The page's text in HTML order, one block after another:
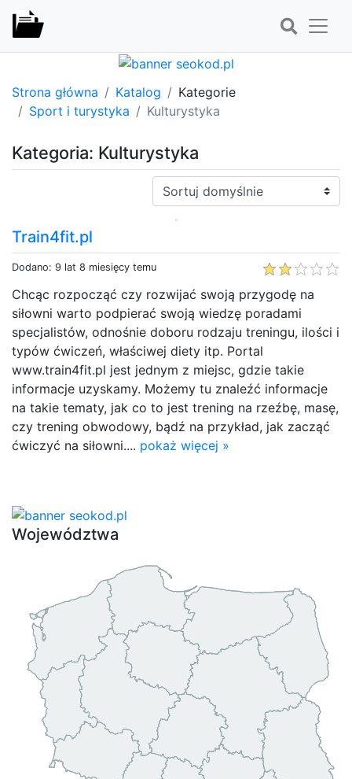
Strona główna Katalog
Kategorie
Sport i turystyka
Kulturystyka
Kategoria: Kulturystyka
Sortuj:
Train4fit.pl
Dodano: 9 lat 8 miesięcy temu
Chcąc rozpocząć czy rozwijać swoją przygodę na
siłowni warto podpierać swoją wiedzę poradami
specjalistów, odnośnie doboru rodzaju treningu, ilości i
typów ćwiczeń, właściwej diety itp. Portal
www.train4fit.pl jest jednym z miejsc, gdzie takie
informacje uzyskamy. Możemy tu znaleźć informacje
na takie tematy, jak co to jest trening na rzeźbę, masę,
czy trening obwodowy, bądź na przykład, jak zacząć
ćwiczyć na siłowni.... pokaż więcej »
Województwa